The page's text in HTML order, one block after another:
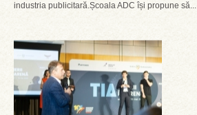
industria publicitară.Școala ADC își propune să...